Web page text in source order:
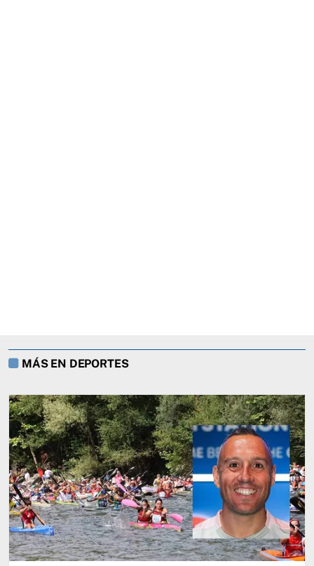
MÁS EN DEPORTES